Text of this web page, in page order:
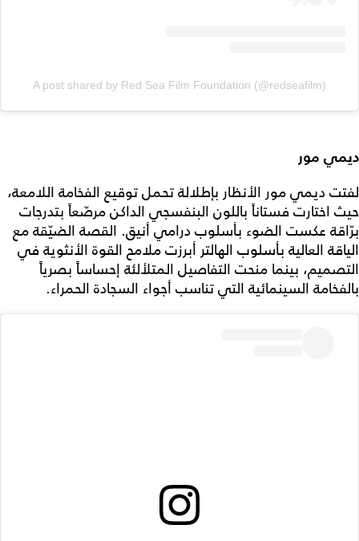
A post shared by Red Sea Film Foundation (@redseafilm)
ديمي مور
لفتت ديمي مور الأنظار بإطلالة تحمل توقيع الفخامة اللامعة،
حيث اختارت فستاناً باللون البنفسجي الداكن مرصّعاً بتدرجات
برّاقة عكست الضوء بأسلوب درامي أنيق. القصة الضيّقة مع
الياقة العالية بأسلوب الهالتر أبرزت ملامح القوة الأنثوية في
التصميم، بينما منحت التفاصيل المتلألئة إحساساً بصرياً
بالفخامة السينمائية التي تناسب أجواء السجادة الحمراء.